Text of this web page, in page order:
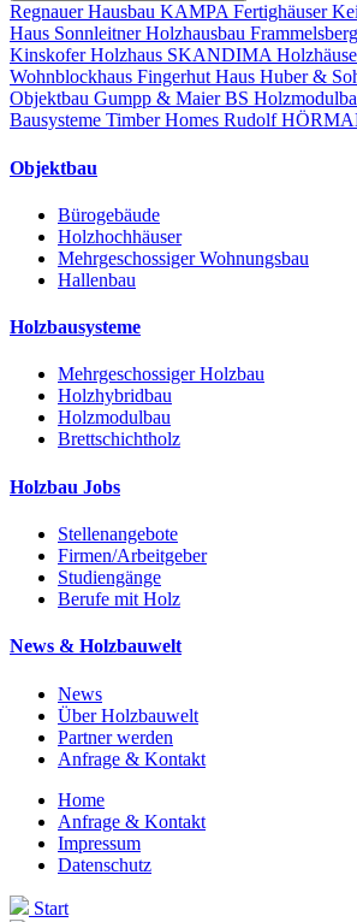
Regnauer Hausbau KAMPA Fertighäuser
Haus Sonnleitner Holzhausbau
Kinskofer Holzhaus SKANDIMA
Wohnblockhaus Fingerhut Haus Huber &
Objektbau Gumpp & MaierBS
Bausysteme Timber Homes Rudolf
Objektbau
Bürogebäude
Holzhochhäuser
Mehrgeschossiger Wohnungsbau
Hallenbau
Holzbausysteme
Mehrgeschossiger Holzbau
Holzhybridbau
Holzmodulbau
Brettschichtholz
Holzbau Jobs
Stellenangebote
Firmen/Arbeitgeber
Studiengänge
Berufe mit Holz
News & Holzbauwelt
News
Über Holzbauwelt
Partner werden
Anfrage & Kontakt
Home
Anfrage & Kontakt
Impressum
Datenschutz
Start